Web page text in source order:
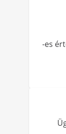
-es